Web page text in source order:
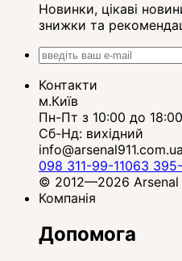
Новинки, цікаві
знижки та
Контакти
м.Київ
Пн-Пт з 10:00 до 18:00
Сб-Нд: вихідний
info@arsenal911.com.ua
098 311-99-11063
© 2012—2026 Arsenal
Компанія
Допомога